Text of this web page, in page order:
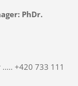
PhDr.
+420 733 111